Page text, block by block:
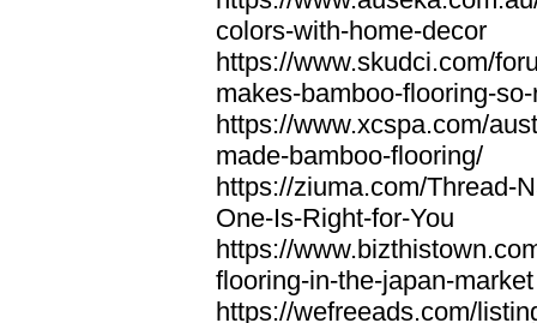
colors-with-home-decor
https://www.skudci.com/
makes-bamboo-flooring-
https://www.xcspa.com/
made-bamboo-flooring/
https://ziuma.com/Thread-
One-Is-Right-for-You
https://
flooring-in-the-japan-market
https://wefreeads.com/